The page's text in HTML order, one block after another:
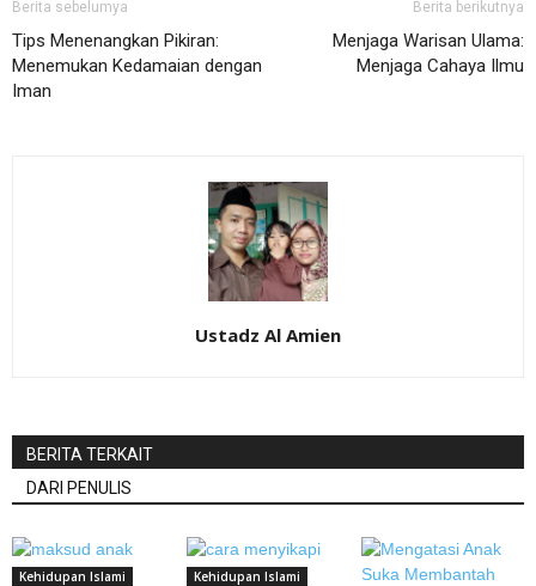
Berita sebelumya
Tips Menenangkan Pikiran:
Menemukan Kedamaian dengan
Iman
Berita berikutnya
Menjaga Warisan Ulama:
Menjaga Cahaya Ilmu
Ustadz Al Amien
BERITA TERKAIT
DARI PENULIS
Kehidupan Islami Kehidupan Islami